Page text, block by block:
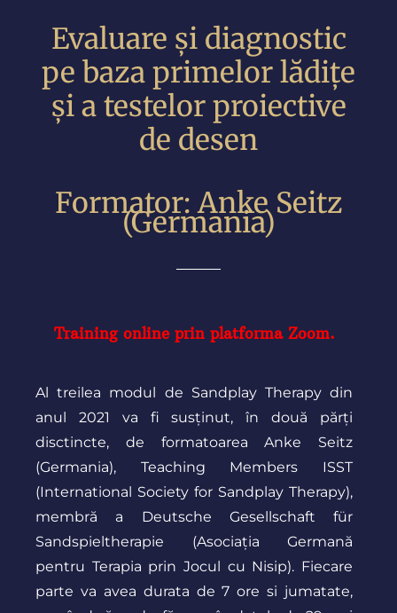
Evaluare și diagnostic
pe baza primelor lădițe
și a testelor proiective
de desen
Formator: Anke Seitz
(Germania)
Training online prin platforma Zoom.
Al treilea modul de Sandplay Therapy din
anul 2021 va fi susținut, în două părți
disctincte, de formatoarea Anke Seitz
(Germania), Teaching Members ISST
(International Society for Sandplay Therapy),
membră a Deutsche Gesellschaft für
Sandspieltherapie (Asociația Germană
pentru Terapia prin Jocul cu Nisip). Fiecare
parte va avea durata de 7 ore si jumatate,